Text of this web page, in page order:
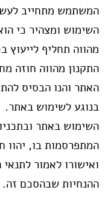
המשתמש מתחייב
השימוש ומצהיר כי
מהווה תחליף לייעוץ
התקנון מהווה חוזה
האתר והנו הבסיס
בנוגע לשימוש באתר.
השימוש באתר
המתפרסמות בו,
ואישורו לאמור
ההנחיות שבהסכם זה.